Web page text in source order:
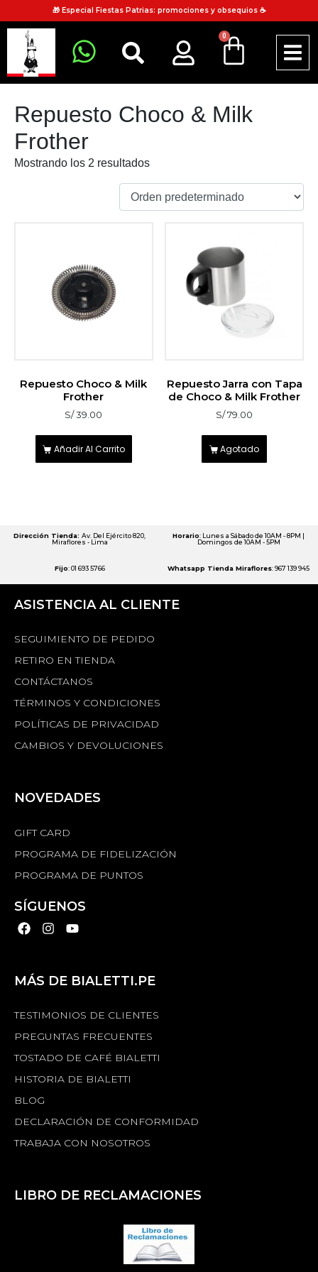
🎁 Especial Fiestas Patrias: promociones y obsequios ☕
0
Repuesto Choco & Milk
Frother
Mostrando los 2 resultados
Repuesto Choco & Milk
Frother
S/39.00
Añadir Al Carrito
Repuesto Jarra con Tapa
de Choco & Milk Frother
S/79.00
Agotado
Dirección Tienda: Av. Del Ejército 820,
Miraflores - Lima
Horario: Lunes a Sábado de 10AM - 8PM |
Domingos de 10AM - 5PM
Fijo: 01 693 5766 Whatsapp Tienda Miraflores: 967 139 945
ASISTENCIA AL CLIENTE
SEGUIMIENTO DE PEDIDO
RETIRO EN TIENDA
CONTÁCTANOS
TÉRMINOS Y CONDICIONES
POLÍTICAS DE PRIVACIDAD
CAMBIOS Y DEVOLUCIONES
NOVEDADES
GIFT CARD
PROGRAMA DE FIDELIZACIÓN
PROGRAMA DE PUNTOS
SÍGUENOS
MÁS DE BIALETTI.PE
TESTIMONIOS DE CLIENTES
PREGUNTAS FRECUENTES
TOSTADO DE CAFÉ BIALETTI
HISTORIA DE BIALETTI
BLOG
DECLARACIÓN DE CONFORMIDAD
TRABAJA CON NOSOTROS
LIBRO DE RECLAMACIONES